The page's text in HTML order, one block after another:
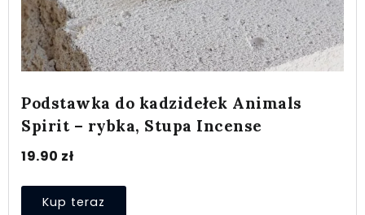
Podstawka do kadzidełek Animals
Spirit – rybka, Stupa Incense
19.90 zł
Kup teraz